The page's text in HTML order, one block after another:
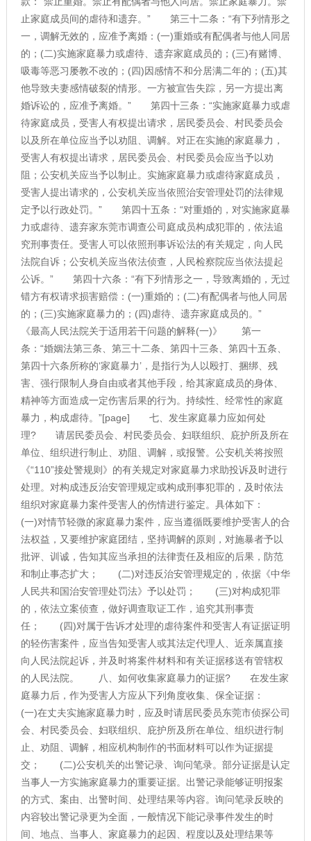
止家庭成员间的虐待和遗弃。” 第三十二条：“有下列情形之
一，调解无效的，应准予离婚：(一)重婚或有配偶者与他人同居
的；(二)实施家庭暴力或虐待、遗弃家庭成员的；(三)有赌博、
吸毒等恶习屡教不改的；(四)因感情不和分居满二年的；(五)其
他导致夫妻感情破裂的情形。一方被宣告失踪，另一方提出离
婚诉讼的，应准予离婚。” 第四十三条：“实施家庭暴力或虐
待家庭成员，受害人有权提出请求，居民委员会、村民委员会
以及所在单位应当予以劝阻、调解。对正在实施的家庭暴力，
受害人有权提出请求，居民委员会、村民委员会应当予以劝
阻；公安机关应当予以制止。实施家庭暴力或虐待家庭成员，
受害人提出请求的，公安机关应当依照治安管理处罚的法律规
定予以行政处罚。” 第四十五条：“对重婚的，对实施家庭暴
力或虐待、遗弃家东莞市调查公司庭成员构成犯罪的，依法追
究刑事责任。受害人可以依照刑事诉讼法的有关规定，向人民
法院自诉；公安机关应当依法侦查，人民检察院应当依法提起
公诉。” 第四十六条：“有下列情形之一，导致离婚的，无过
错方有权请求损害赔偿：(一)重婚的；(二)有配偶者与他人同居
的；(三)实施家庭暴力的；(四)虐待、遗弃家庭成员的。”
《最高人民法院关于适用若干问题的解释(一)》 第一
条：“婚姻法第三条、第三十二条、第四十三条、第四十五条、
第四十六条所称的‘家庭暴力’，是指行为人以殴打、捆绑、残
害、强行限制人身自由或者其他手段，给其家庭成员的身体、
精神等方面造成一定伤害后果的行为。持续性、经常性的家庭
暴力，构成虐待。”[page] 七、发生家庭暴力应如何处
理? 请居民委员会、村民委员会、妇联组织、庇护所及所在
单位、组织进行制止、劝阻、调解，或报警。公安机关将按照
《“110”接处警规则》的有关规定对家庭暴力求助投诉及时进行
处理。对构成违反治安管理规定或构成刑事犯罪的，及时依法
组织对家庭暴力案件受害人的伤情进行鉴定。具体如下：
(一)对情节轻微的家庭暴力案件，应当遵循既要维护受害人的合
法权益，又要维护家庭团结，坚持调解的原则，对施暴者予以
批评、训诚，告知其应当承担的法律责任及相应的后果，防范
和制止事态扩大； (二)对违反治安管理规定的，依据《中华
人民共和国治安管理处罚法》予以处罚； (三)对构成犯罪
的，依法立案侦查，做好调查取证工作，追究其刑事责
任； (四)对属于告诉才处理的虐待案件和受害人有证据证明
的轻伤害案件，应当告知受害人或其法定代理人、近亲属直接
向人民法院起诉，并及时将案件材料和有关证据移送有管辖权
的人民法院。 八、如何收集家庭暴力的证据? 在发生家
庭暴力后，作为受害人方应从下列角度收集、保全证据：
(一)在丈夫实施家庭暴力时，应及时请居民委员东莞市侦探公司
会、村民委员会、妇联组织、庇护所及所在单位、组织进行制
止、劝阻、调解，相应机构制作的书面材料可以作为证据提
交； (二)公安机关的出警记录、询问笔录。部分证据是认定
当事人一方实施家庭暴力的重要证据。出警记录能够证明报案
的方式、案由、出警时间、处理结果等内容。询问笔录反映的
内容较出警记录更为全面，一般情况下能记录事件发生的时
间、地点、当事人、家庭暴力的起因、程度以及处理结果等